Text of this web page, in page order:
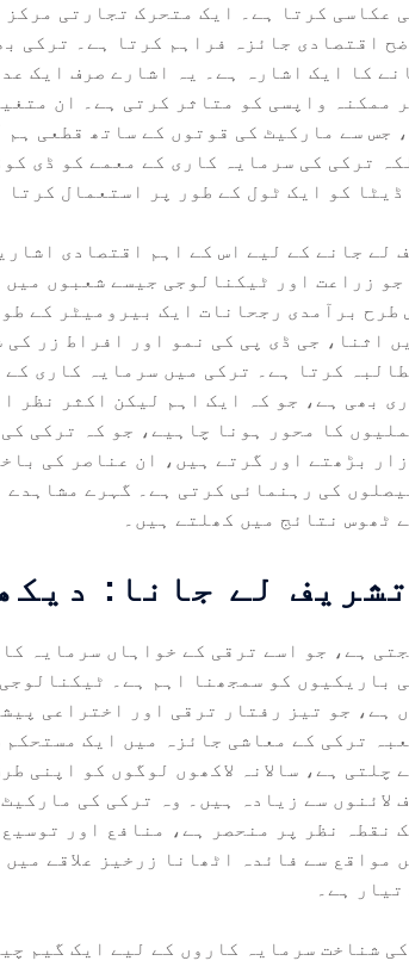
عکاسی کرتا ہے۔ ایک متحرک تجارتی
اقتصادی جائزہ فراہم کرتا ہے۔ ترکی
کا ایک اشارہ ہے۔ یہ اشارے صرف ایک
ممکنہ واپسی کو متاثر کرتی ہے۔ ان
جس سے مارکیٹ کی قوتوں کے ساتھ قطعی
ترکی کی سرمایہ کاری کے معمے کو ڈی
کو ایک ٹول کے طور پر استعمال کرتا
لے جانے کے لیے اس کے اہم اقتصادی
زراعت اور ٹیکنالوجی جیسے شعبوں
برآمدی رجحانات ایک بیرومیٹر کے
اثنا، جی ڈی پی کی نمو اور افراط زر
کرتا ہے۔ ترکی میں سرمایہ کاری
بھی ہے، جو کہ ایک اہم لیکن اکثر نظر
کا محور ہونا چاہیے، جو کہ ترکی
بڑھتے اور گرتے ہیں، ان عناصر کی
کی رہنمائی کرتی ہے۔ گہرے مشاہدے
ٹھوس نتائج میں کھلتے ہیں۔
لے جانا:
ہے، جو اسے ترقی کے خواہاں سرمایہ
باریکیوں کو سمجھنا اہم ہے۔
ہے، جو تیز رفتار ترقی اور اختراعی
ترکی کے معاشی جائزہ میں ایک
ہے، سالانہ لاکھوں لوگوں کو اپنی
سے زیادہ ہیں۔ وہ ترکی کی مارکیٹ
نقطہ نظر پر منحصر ہے، منافع اور
سے فائدہ اٹھانا زرخیز علاقے
ہے۔
شناخت سرمایہ کاروں کے لیے ایک گیم